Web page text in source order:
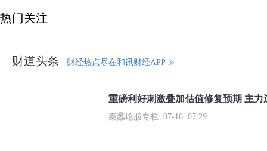
热门关注
财道头条 财经热点尽在和讯财经APP
秦蠡论股专栏 07-16 07:29